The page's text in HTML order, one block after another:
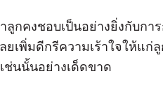
คงชอบเป็นอย่างยิ่งกับการ
ยเพิ่มดีกรีความเร้าใจให้แก่
ช่นนั้นอย่างเด็ดขาด